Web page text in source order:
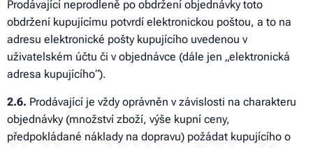
Prodávající neprodleně po obdržení objednávky toto
obdržení kupujícímu potvrdí elektronickou poštou, a to na
adresu elektronické pošty kupujícího uvedenou v
uživatelském účtu či v objednávce (dále jen „elektronická
adresa kupujícího“).
2.6. Prodávající je vždy oprávněn v závislosti na charakteru
objednávky (množství zboží, výše kupní ceny,
předpokládané náklady na dopravu) požádat kupujícího o